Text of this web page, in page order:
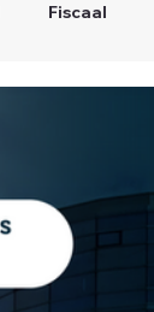
Fiscaal